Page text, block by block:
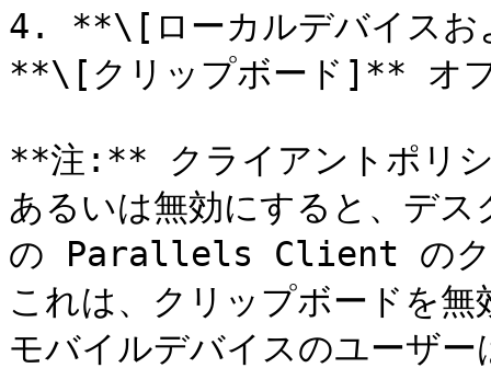
4. **\[ローカルデバイスお
**\[クリップボード]** オプ
**注:** クライアントポリシ
あるいは無効にすると、デ
の Parallels Client のクリ
これは、クリップボードを
モバイルデバイスのユーザ